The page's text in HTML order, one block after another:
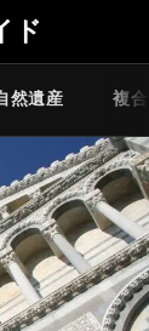
ド
然遺産 複